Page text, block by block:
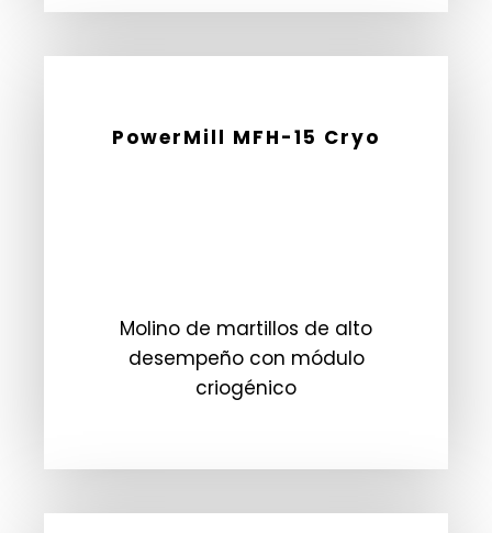
PowerMill MFH-15 Cryo
Molino de martillos de alto
desempeño con módulo
criogénico